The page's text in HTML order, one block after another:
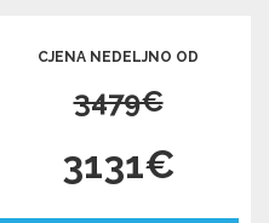
CJENA NEDELJNO OD
3479€
3131€